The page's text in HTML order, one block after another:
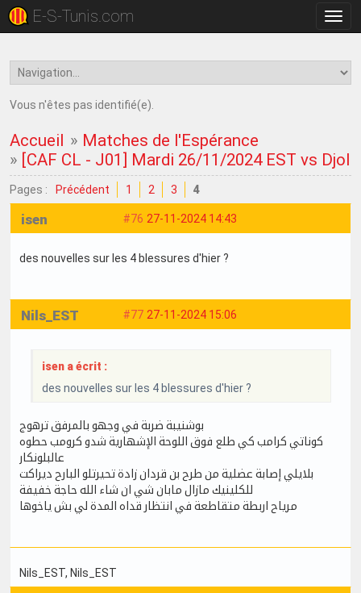
la
E-S-Tunis.com
Vous n'êtes pas identifié(e).
Accueil » Matches de l'Espérance
» [CAF CL - J01] Mardi 26/11/2024 EST vs
Pages : Précédent 1 2 3 4
#76 27-11-2024 14:43
isen
des nouvelles sur les 4 blessures d'hier ?
#77 27-11-2024 15:06
Nils_EST
isen a écrit :
des nouvelles sur les 4 blessures d'hier ?
بوشنيبة ضربة في وجهو بالمرفق ترهوج
كوناتي كرامب كي طلع فوق اللوحة الإشهارية شدو كرومب حطوه
عالبلونكار
بلايلي إصابة عضلية من طرح بن قردان زادة تحيرتلو البارح ديراكت
للكلينيك مازال مابان شي ان شاء الله حاجة خفيفة
مرياح اربطة متقاطعة في انتظار قداه المدة لي بش ياخوها
Nils_EST, Nils_EST